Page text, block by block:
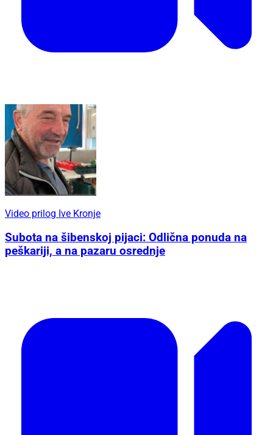
Video prilog Ive Kronje
Subota na šibenskoj pijaci: Odlična ponuda na
peškariji, a na pazaru osrednje